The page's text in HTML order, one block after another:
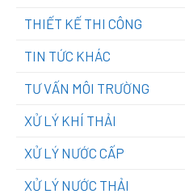
THIẾT KẾ THI CÔNG
TIN TỨC KHÁC
TƯ VẤN MÔI TRƯỜNG
XỬ LÝ KHÍ THẢI
XỬ LÝ NƯỚC CẤP
XỬ LÝ NƯỚC THẢI